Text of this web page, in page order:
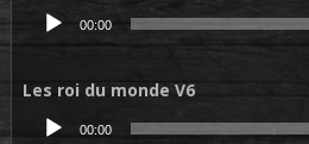
Lecteur
00:00
Les roi du monde V6
Lecteur
00:00